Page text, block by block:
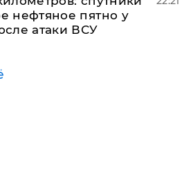
нефтяное пятно у
атаки ВСУ